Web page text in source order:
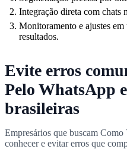
Integração direta com chats
Monitoramento e ajustes
resultados.
Evite erros
Pelo WhatsApp
brasileiras
Empresários que buscam
conhecer e evitar erros que